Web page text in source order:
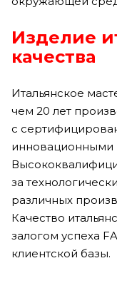
Изделие
качества
Итальянское
чем 20 лет
с
инновационными
за
различных
Качество
залогом успеха
клиентской базы.